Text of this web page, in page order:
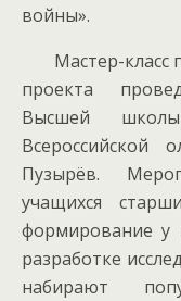
войны».
Мастер-класс
проекта
Высшей
Пузырёв.
учащихся
формирование у
разработке
набирают